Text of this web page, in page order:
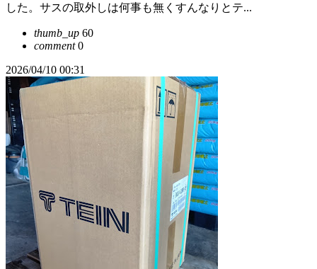
した。サスの取外しは何事も無くすんなりとテ...
thumb_up 60
comment0
2026/04/10 00:31